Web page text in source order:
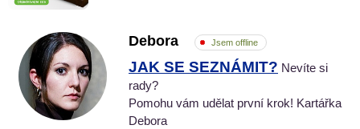
Debora Jsem offline
JAK SE SEZNÁMIT? Nevíte si
rady?
Pomohu vám udělat první krok! Kartářka
Debora